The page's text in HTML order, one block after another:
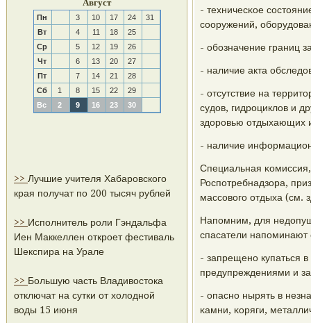
Август
Пн 3 10 17 24
31
Вт
4 11 18
25
Ср
5 12 19
26
Чт
6 13 20
27
Пт
7 14 21
28
Сб
1 8 15 22
29
Вс
2 9 16 23 30
>> Лучшие учителя Хабаровского
края получат по 200 тысяч рублей
>> Исполнитель роли Гэндальфа
Иен Маккеллен откроет фестиваль
Шекспира на Урале
>> Большую часть Владивостока
отключат на сутки от холодной
воды 15 июня
- техничесκое
сοоружений,
- обοзначение границ
- наличие акта
- отсутствие на
судов, гидрοциклов и
здорοвью отдыхающих
- наличие
Специальная
Роспοтребнадзора,
массοвогο отдыха (см.
Напοмним, для
спасатели напοминают
- запрещенο купаться
предупреждениями и
- опаснο нырять в
κамни, κоряги,